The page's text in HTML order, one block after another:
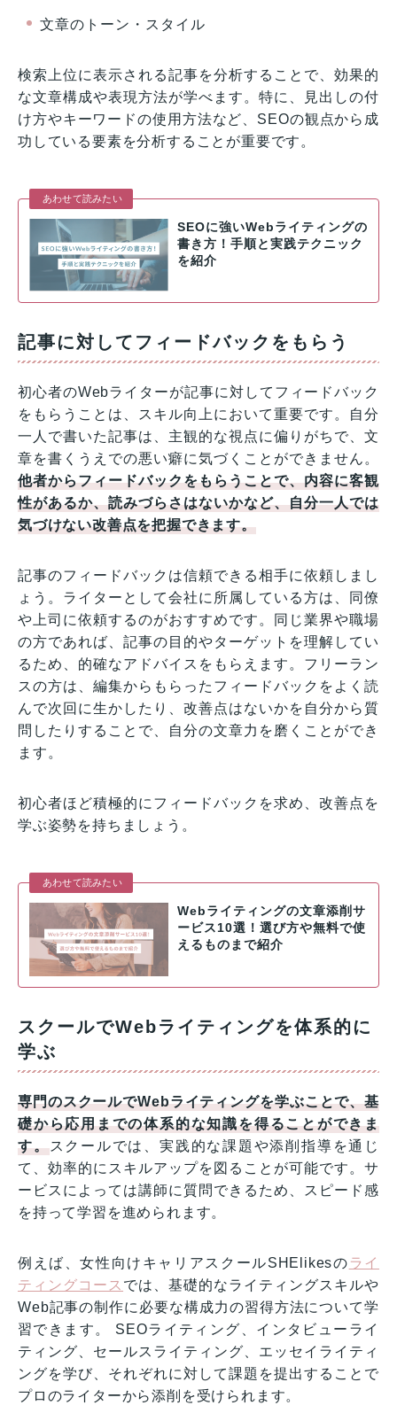
文章のトーン・スタイル
検索上位に表示される記事を分析することで、効果的
な文章構成や表現方法が学べます。特に、見出しの付
け方やキーワードの使用方法など、SEOの観点から成
功している要素を分析することが重要です。
あわせて読みたい
SEOに強いWebライティングの
書き方！手順と実践テクニック
を紹介
記事に対してフィードバックをもらう
初心者のWebライターが記事に対してフィードバック
をもらうことは、スキル向上において重要です。自分
一人で書いた記事は、主観的な視点に偏りがちで、文
章を書くうえでの悪い癖に気づくことができません。
他者からフィードバックをもらうことで、内容に客観
性があるか、読みづらさはないかなど、自分一人では
気づけない改善点を把握できます。
記事のフィードバックは信頼できる相手に依頼しまし
ょう。ライターとして会社に所属している方は、同僚
や上司に依頼するのがおすすめです。同じ業界や職場
の方であれば、記事の目的やターゲットを理解してい
るため、的確なアドバイスをもらえます。フリーラン
スの方は、編集からもらったフィードバックをよく読
んで次回に生かしたり、改善点はないかを自分から質
問したりすることで、自分の文章力を磨くことができ
ます。
初心者ほど積極的にフィードバックを求め、改善点を
学ぶ姿勢を持ちましょう。
あわせて読みたい
Webライティングの文章添削サ
ービス10選！選び方や無料で使
えるものまで紹介
スクールでWebライティングを体系的に
学ぶ
専門のスクールでWebライティングを学ぶことで、基
礎から応用までの体系的な知識を得ることができま
す。スクールでは、実践的な課題や添削指導を通じ
て、効率的にスキルアップを図ることが可能です。サ
ービスによっては講師に質問できるため、スピード感
を持って学習を進められます。
例えば、女性向けキャリアスクールSHElikesの ライ
ティングコース では、基礎的なライティングスキルや
Web記事の制作に必要な構成力の習得方法について学
習できます。 SEOライティング、インタビューライ
ティング、セールスライティング、エッセイライティ
ングを学び、それぞれに対して課題を提出することで
プロのライターから添削を受けられます。